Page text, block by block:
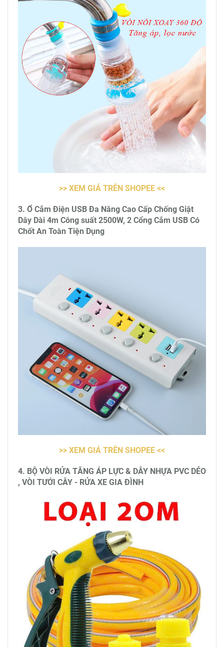
>> XEM GIÁ TRÊN SHOPEE <<
3. Ổ Cắm Điện USB Đa Năng Cao Cấp Chống Giật
Dây Dài 4m Công suất 2500W, 2 Cổng Cắm USB Có
Chốt An Toàn Tiện Dụng
>> XEM GIÁ TRÊN SHOPEE <<
4. BỘ VÒI RỬA TĂNG ÁP LỰC & DÂY NHỰA PVC DẺO
, VÒI TƯỚI CÂY - RỬA XE GIA ĐÌNH